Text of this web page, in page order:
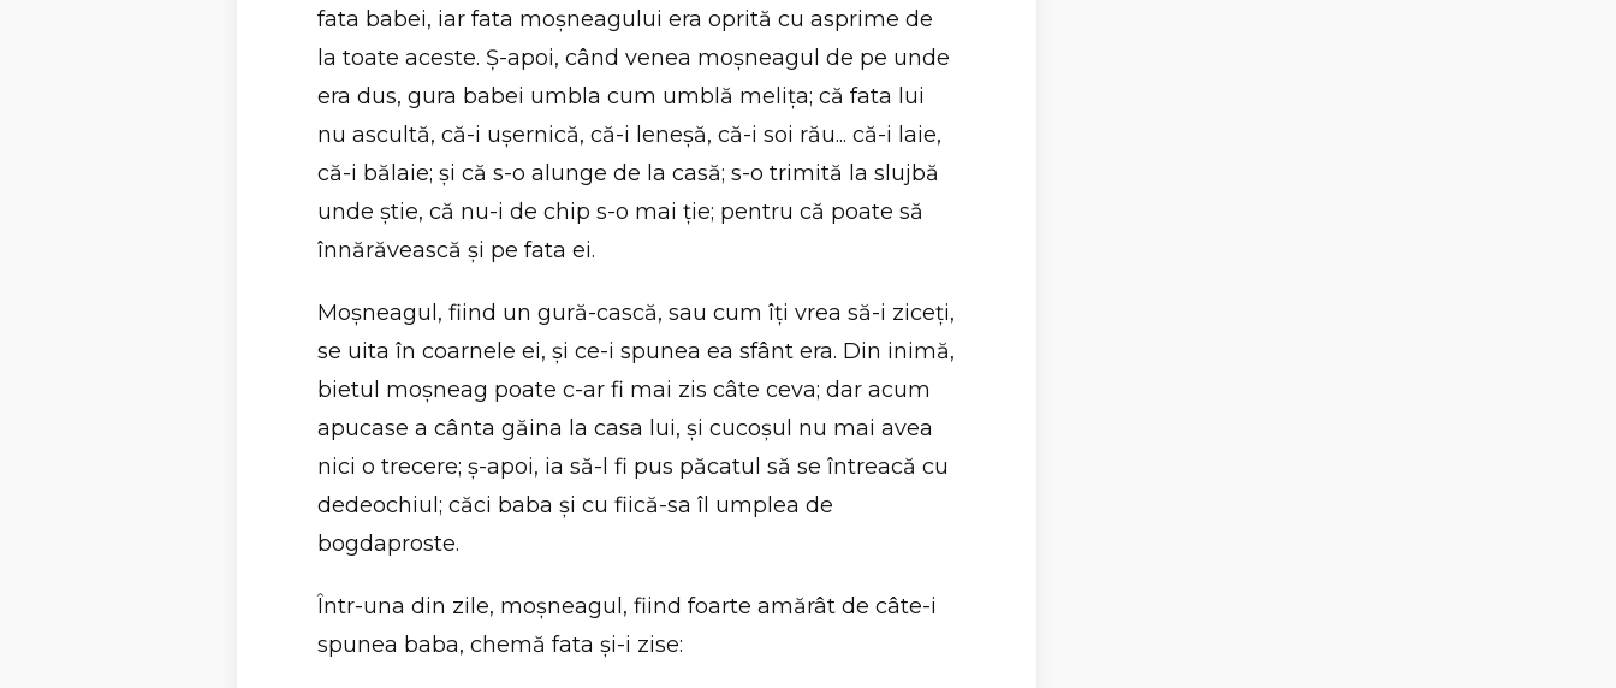
fata babei, iar fata moşneagului era oprită cu asprime de
la toate aceste. Ş-apoi, când venea moşneagul de pe unde
era dus, gura babei umbla cum umblă meliţa; că fata lui
nu ascultă, că-i uşernică, că-i leneşă, că-i soi rău... că-i laie,
că-i bălaie; şi că s-o alunge de la casă; s-o trimită la slujbă
unde ştie, că nu-i de chip s-o mai ţie; pentru că poate să
înnărăvească şi pe fata ei.
Moşneagul, fiind un gură-cască, sau cum îţi vrea să-i ziceţi,
se uita în coarnele ei, şi ce-i spunea ea sfânt era. Din inimă,
bietul moşneag poate c-ar fi mai zis câte ceva; dar acum
apucase a cânta găina la casa lui, şi cucoşul nu mai avea
nici o trecere; ş-apoi, ia să-l fi pus păcatul să se întreacă cu
dedeochiul; căci baba şi cu fiică-sa îl umplea de
bogdaproste.
Într-una din zile, moşneagul, fiind foarte amărât de câte-i
spunea baba, chemă fata şi-i zise: